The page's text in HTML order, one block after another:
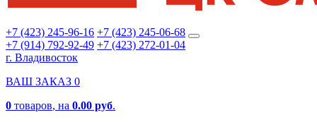
+7 (423) 245-96-16 +7 (423) 245-06-68
+7 (914) 792-92-49 +7 (423) 272-01-04
г. Владивосток
ВАШ ЗАКАЗ 0
0 товаров, на 0.00 руб.